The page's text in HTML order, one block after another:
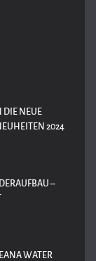
DIE NEUE
2024
–
WATER